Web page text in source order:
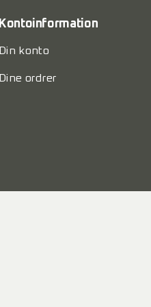
Kontoinformation
Din konto
Dine ordrer